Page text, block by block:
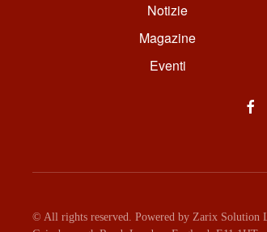
Notizie
Magazine
Eventi
© All rights reserved. Powered by Zarix Solution